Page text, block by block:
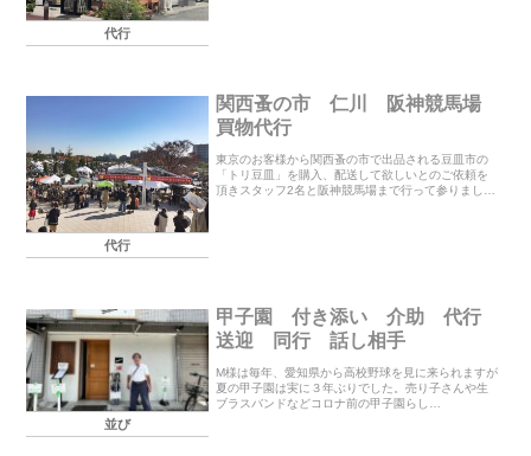
代行
代行
関西蚤の市 仁川 阪神競馬場
買物代行
東京のお客様から関西蚤の市で出品される豆皿市の
「トリ豆皿」を購入、配送して欲しいとのご依頼を
頂きスタッフ2名と阪神競馬場まで行って参りまし
並び
甲子園 付き添い 介助 代行
送迎 同行 話し相手
M様は毎年、愛知県から高校野球を見に来られますが
夏の甲子園は実に３年ぶりでした。売り子さんや生
ブラスバンドなどコロナ前の甲子園らし